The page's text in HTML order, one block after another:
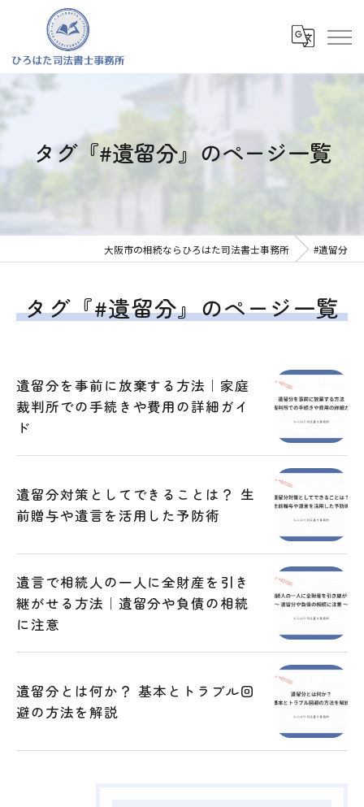
タグ『#遺留分』のページ一覧
大阪市の相続ならひろはた司法書士事務所 #遺留分
タグ『#遺留分』のページ一覧
遺留分を事前に放棄する方法｜家庭
裁判所での手続きや費用の詳細ガイ
ド
遺留分対策としてできることは？ 生
前贈与や遺言を活用した予防術
遺言で相続人の一人に全財産を引き
継がせる方法｜遺留分や負債の相続
に注意
遺留分とは何か？ 基本とトラブル回
避の方法を解説